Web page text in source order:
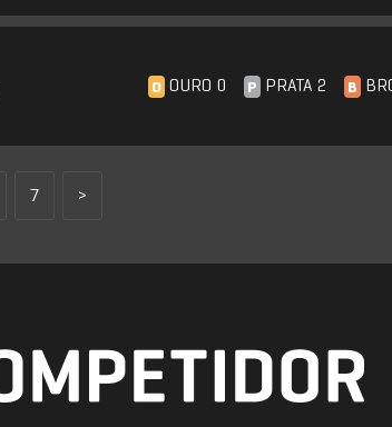
O OURO 0 P PRATA 2 B
7 >